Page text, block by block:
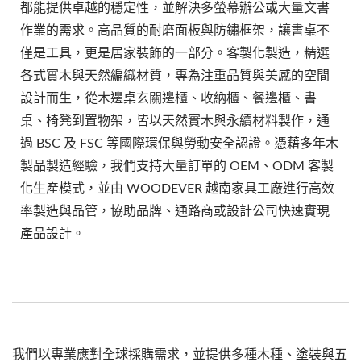
都能提供卓越的穩定性，並解決多螢幕辦公或大量文書
作業的需求。高品質的耐磨面板與防鏽框架，讓書桌不
僅是工具，更是居家裝飾的一部分。客製化製造，精選
各式實木與天然編織材質，專為注重品質與美感的空間
設計而生，從木邊桌玄關邊櫃、收納櫃、餐邊櫃、書
桌、椅凳到置物架，皆以天然實木與永續材料製作，通
過 BSC 及 FSC 等國際環保與勞動安全認證。憑藉多年木
製品製造經驗，我們支持大量訂單的 OEM、ODM 客製
化生產模式，並由 WOODEVER 越南家具工廠進行高效
率製造與品管，協助品牌、通路商或設計公司快速實現
產品設計。
我們以專業應對全球採購需求，並提供多種木種、塗裝與五